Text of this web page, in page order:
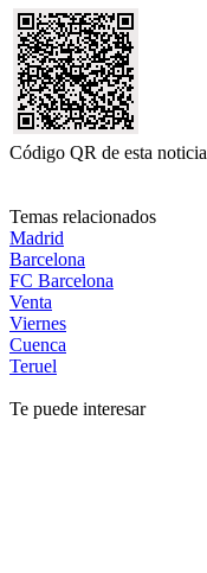
Código QR de esta noticia
Temas relacionados
Madrid
Barcelona
FC Barcelona
Venta
Viernes
Cuenca
Teruel
Te puede interesar